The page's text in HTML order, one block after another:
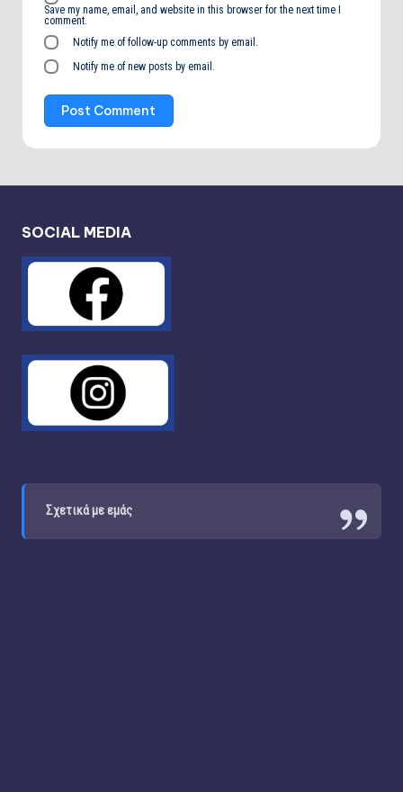
Save my name, email, and website in this browser for the next time I
comment.
Notify me of follow-up comments by email.
Notify me of new posts by email.
SOCIAL MEDIA
Σχετικά με εμάς